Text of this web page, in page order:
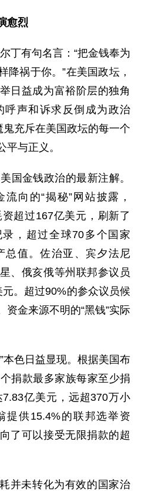
愈烈
丁有句名言：“把金钱奉为
降祸于你。”在美国政坛，
日益成为富裕阶层的独角
呼声和诉求反倒成为政治
鬼充斥在美国政坛的每一个
与正义。
国金钱政治的最新注解。
向的“揭秘”网站披露，
超过167亿美元，刷新了
，超过全球70多个国家
总值。佐治亚、宾夕法尼
、俄亥俄等州联邦参议员
。超过90%的参众议员候
资金来源不明的“黑钱”实际
本色日益显现。根据美国布
捐款最多家族每家至少捐
亿美元，远超370万小
提供15.4%的联邦选举资
了可以接受无限捐款的超
并未转化为有效的国家治